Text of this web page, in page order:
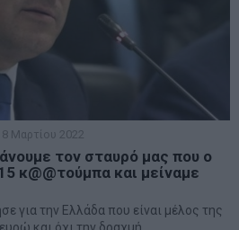
8 Μαρτίου 2022
τον σταυρό μας που ο
κ@@τούμπα και μείναμε
για την Ελλάδα που είναι μέλος της